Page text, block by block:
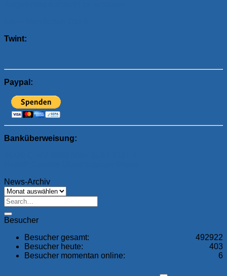
Twint:
Paypal:
Banküberweisung:
News-Archiv
News-
Archiv
Besucher
492922
Besucher gesamt:
403
Besucher heute:
6
Besucher momentan online: